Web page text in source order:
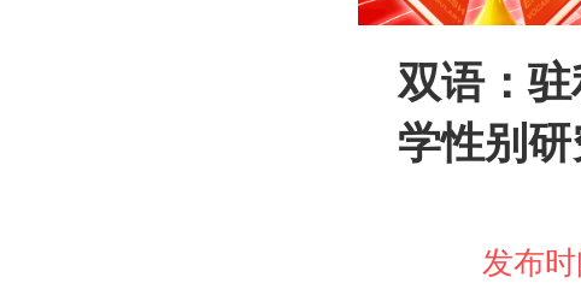
双语：
学性别
发布